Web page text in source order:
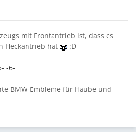
mit Frontantrieb ist, dass es
Heckantrieb hat
:D
-6-
BMW-Embleme für Haube und